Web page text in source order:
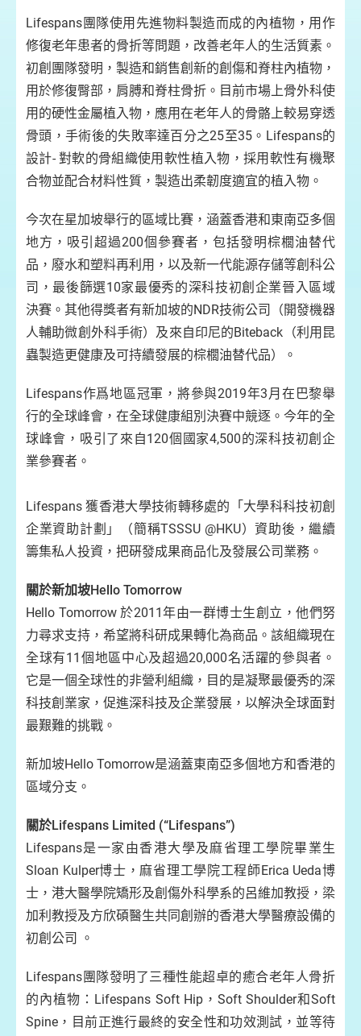
Lifespans團隊使用先進物料製造而成的內植物，用作
修復老年患者的骨折等問題，改善老年人的生活質素。
初創團隊發明，製造和銷售創新的創傷和脊柱內植物，
用於修復臀部，肩膊和脊柱骨折。目前市場上骨外科使
用的硬性金屬植入物，應用在老年人的骨骼上較易穿透
骨頭，手術後的失敗率達百分之25至35。Lifespans的
設計- 對軟的骨組織使用軟性植入物，採用軟性有機聚
合物並配合材料性質，製造出柔韌度適宜的植入物。
今次在星加坡舉行的區域比賽，涵蓋香港和東南亞多個
地方，吸引超過200個參賽者，包括發明棕櫚油替代
品，廢水和塑料再利用，以及新一代能源存儲等創科公
司，最後篩選10家最優秀的深科技初創企業晉入區域
決賽。其他得獎者有新加坡的NDR技術公司（開發機器
人輔助微創外科手術）及來自印尼的Biteback（利用昆
蟲製造更健康及可持續發展的棕櫚油替代品）。
Lifespans作爲地區冠軍，將參與2019年3月在巴黎舉
行的全球峰會，在全球健康組別決賽中競逐。今年的全
球峰會，吸引了來自120個國家4,500的深科技初創企
業參賽者。
Lifespans 獲香港大學技術轉移處的「大學科科技初創
企業資助計劃」（簡稱TSSSU @HKU）資助後，繼續
籌集私人投資，把硏發成果商品化及發展公司業務。
關於新加坡Hello Tomorrow
Hello Tomorrow 於2011年由一群博士生創立，他們努
力尋求支持，希望將科研成果轉化為商品。該組織現在
全球有11個地區中心及超過20,000名活躍的參與者。
它是一個全球性的非營利組織，目的是凝聚最優秀的深
科技創業家，促進深科技及企業發展，以解決全球面對
最艱難的挑戰。
新加坡Hello Tomorrow是涵蓋東南亞多個地方和香港的
區域分支。
關於Lifespans Limited (“Lifespans”)
Lifespans是一家由香港大學及麻省理工學院畢業生
Sloan Kulper博士，麻省理工學院工程師Erica Ueda博
士，港大醫學院矯形及創傷外科學系的呂維加教授，梁
加利教授及方欣碩醫生共同創辦的香港大學醫療設備的
初創公司 。
Lifespans團隊發明了三種性能超卓的癒合老年人骨折
的內植物：Lifespans Soft Hip，Soft Shoulder和Soft
Spine，目前正進行最終的安全性和功效測試，並等待